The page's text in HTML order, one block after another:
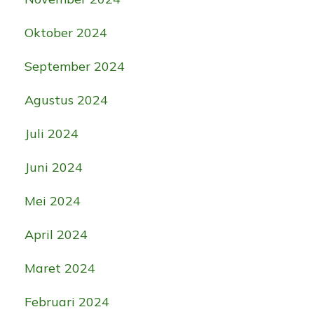
Oktober 2024
September 2024
Agustus 2024
Juli 2024
Juni 2024
Mei 2024
April 2024
Maret 2024
Februari 2024